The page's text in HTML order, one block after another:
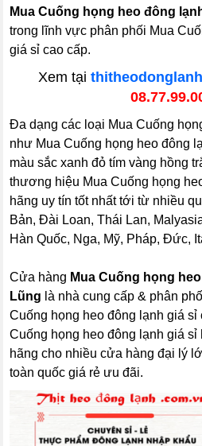
Mua Cuống họng heo đông
trong lĩnh vực phân phối Mua
giá sỉ cao cấp.
Xem tại
Đa dạng các loại Mua Cuống
như Mua Cuống họng heo đông
màu sắc xanh đỏ tím vàng hồng
thương hiệu Mua Cuống họng
hãng uy tín tốt nhất tới từ nhiều
Bản, Đài Loan, Thái Lan,
Hàn Quốc, Nga, Mỹ, Pháp, Đức,
Cửa hàng Mua Cuống họng
Lũng là nhà cung cấp & phân
Cuống họng heo đông lạnh giá sỉ
Cuống họng heo đông lạnh giá sỉ
hãng cho nhiều cửa hàng đại lý
toàn quốc giá rẻ ưu đãi.